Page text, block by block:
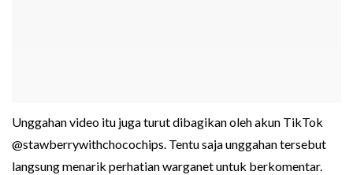
Unggahan video itu juga turut dibagikan oleh akun TikTok
@stawberrywithchocochips. Tentu saja unggahan tersebut
langsung menarik perhatian warganet untuk berkomentar.